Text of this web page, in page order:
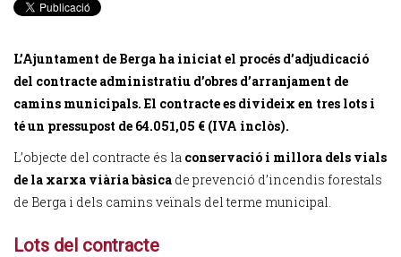
L’Ajuntament de Berga ha iniciat el procés d’adjudicació
del contracte administratiu d’obres d’arranjament de
camins municipals. El contracte es divideix en tres lots i
té un pressupost de 64.051,05 € (IVA inclòs).
L’objecte del contracte és la conservació i millora dels vials
de la xarxa viària bàsica de prevenció d’incendis forestals
de Berga i dels camins veïnals del terme municipal.
Lots del contracte